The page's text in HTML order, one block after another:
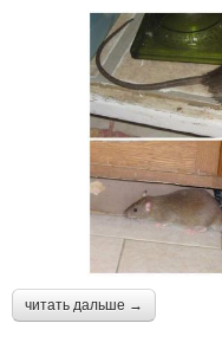
читать дальше →